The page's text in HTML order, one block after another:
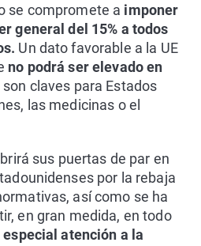
se compromete a imponer
general del 15% a todos
Un dato favorable a la UE
no podrá ser elevado en
son claves para Estados
las medicinas o el
sus puertas de par en
por la rebaja
así como se ha
en gran medida, en todo
especial atención a la